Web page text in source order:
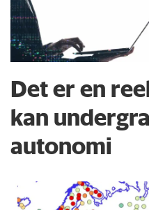
Det er en
kan
autonomi